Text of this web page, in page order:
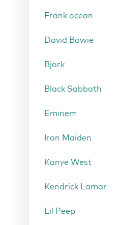
Frank ocean
David Bowie
Bjork
Black Sabbath
Eminem
Iron Maiden
Kanye West
Kendrick Lamar
Lil Peep